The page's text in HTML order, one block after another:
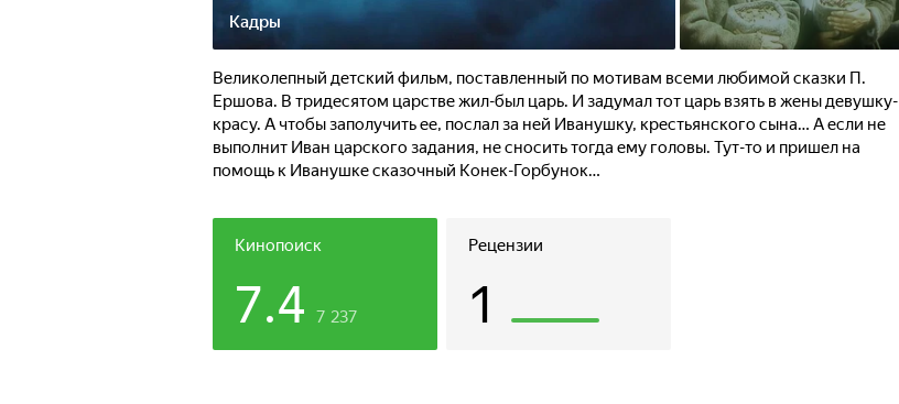
Кадры
Великолепный детский фильм, поставленный по мотивам всеми любимой сказки П.
Ершова. В тридесятом царстве жил-был царь. И задумал тот царь взять в жены девушку-
красу. А чтобы заполучить ее, послал за ней Иванушку, крестьянского сына… А если не
выполнит Иван царского задания, не сносить тогда ему головы. Тут-то и пришел на
помощь к Иванушке сказочный Конек-Горбунок…
Кинопоиск
7.4 7 237
Рецензии
1